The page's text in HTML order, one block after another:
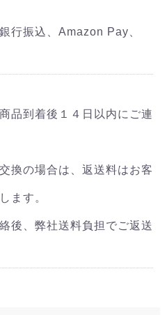
行振込、Amazon Pay、
品到着後１４日以内にご連
換の場合は、返送料はお客
ます。
後、弊社送料負担でご返送